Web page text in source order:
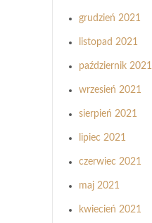
grudzień 2021
listopad 2021
październik 2021
wrzesień 2021
sierpień 2021
lipiec 2021
czerwiec 2021
maj 2021
kwiecień 2021